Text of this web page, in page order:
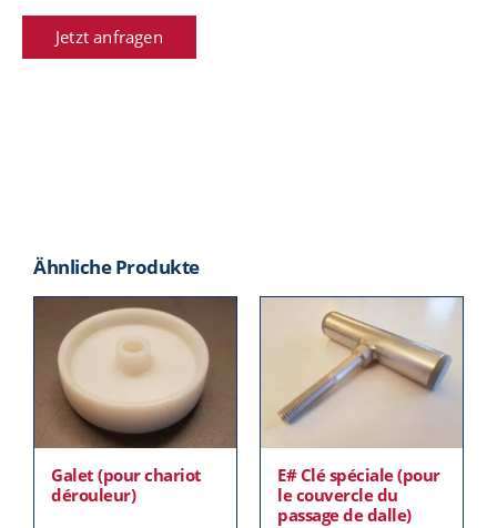
Jetzt anfragen
Ähnliche Produkte
Galet (pour chariot
dérouleur)
E# Clé spéciale (pour
le couvercle du
passage de dalle)